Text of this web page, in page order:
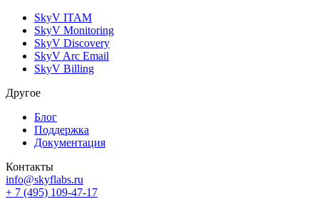
SkyV ITAM
SkyV Monitoring
SkyV Discovery
SkyV Arc Email
SkyV Billing
Другое
Блог
Поддержка
Документация
Контакты
info@skyflabs.ru
+ 7 (495) 109-47-17